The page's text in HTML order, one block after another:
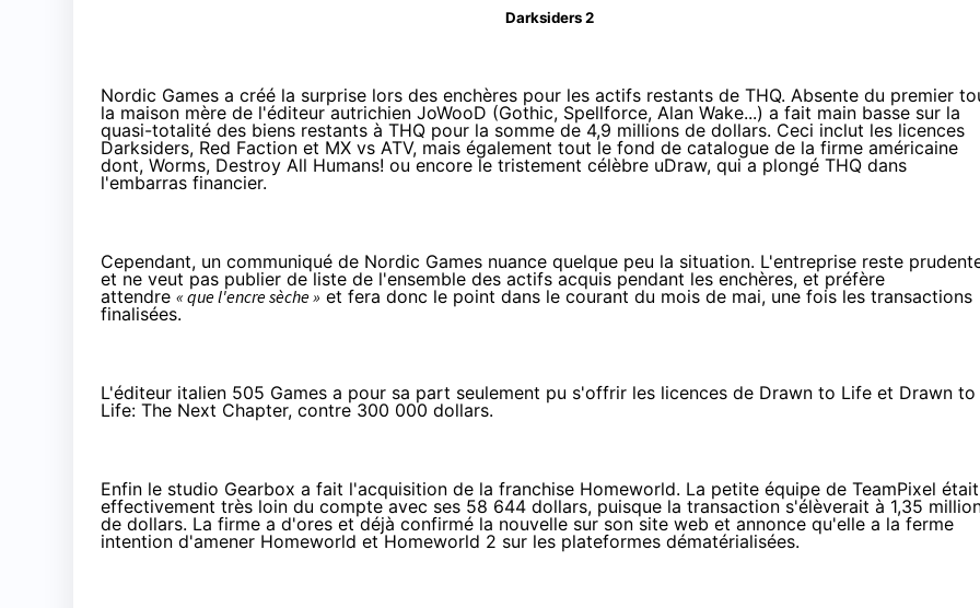
Darksiders 2
Nordic Games a créé la surprise lors des enchères pour les actifs restants de THQ. Absente du premier
la maison mère de l'éditeur autrichien JoWooD (Gothic, Spellforce, Alan Wake...) a fait main basse sur la
quasi-totalité des biens restants à THQ pour la somme de 4,9 millions de dollars. Ceci inclut les licences
Darksiders, Red Faction et MX vs ATV, mais également tout le fond de catalogue de la firme américaine
dont, Worms, Destroy All Humans! ou encore le tristement célèbre uDraw, qui a plongé THQ dans
l'embarras financier.
Cependant, un communiqué de Nordic Games nuance quelque peu la situation. L'entreprise reste
et ne veut pas publier de liste de l'ensemble des actifs acquis pendant les enchères, et préfère
attendre « que l'encre sèche » et fera donc le point dans le courant du mois de mai, une fois les transactions
finalisées.
L'éditeur italien 505 Games a pour sa part seulement pu s'offrir les licences de Drawn to Life et Drawn to
Life: The Next Chapter, contre 300 000 dollars.
Enfin le studio Gearbox a fait l'acquisition de la franchise Homeworld. La petite équipe de TeamPixel était
effectivement très loin du compte avec ses 58 644 dollars, puisque la transaction s'élèverait à 1,35
de dollars. La firme a d'ores et déjà confirmé la nouvelle sur son site web et annonce qu'elle a la ferme
intention d'amener Homeworld et Homeworld 2 sur les plateformes dématérialisées.